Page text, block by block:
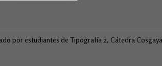
por estudiantes de Tipografía 2, Cátedra